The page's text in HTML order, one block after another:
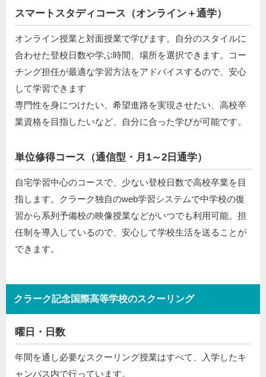
スマートスタディコース（オンライン＋通学）
オンライン授業と対面授業で学びます。自分のスタイルに
合わせた登校日数や学ぶ時間、場所を選択できます。コー
チング担任が最適な学習方法をアドバイスするので、安心
して学習できます
専門性を身につけたい、希望進路を実現させたい、高校卒
業資格を目指したいなど、自分に合った学びが可能です。
単位修得コース（通信型・月1～2日通学）
自宅学習中心のコースで、少ない登校日数で高校卒業を目
指します。クラーク独自のweb学習システムで中学校の復
習から系列予備校の映像授業などがいつでも利用可能。担
任制を導入しているので、安心して学校生活を送ることが
できます。
クラーク記念国際高等学校のスクーリング
曜日・日数
年間を通し必要なスクーリング授業はすべて、入学したキ
ャンパス内で行っています。